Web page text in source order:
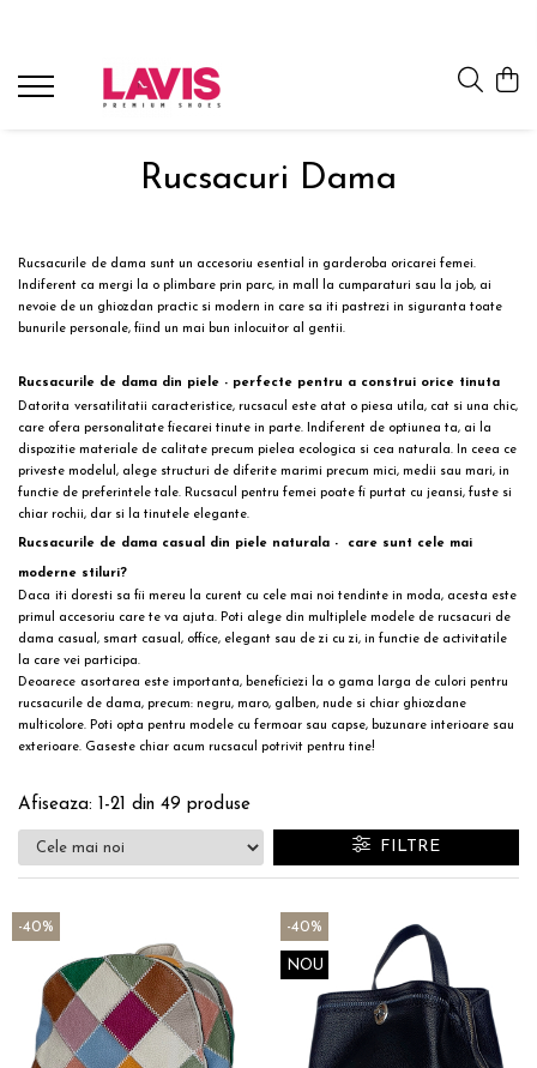
Lichidare Incaltaminte Dama
Pantofi dama casual
Ghete dama piele
Cizme dama piele
Lichidare Incaltaminte Barbati
Pantofi casual barbati
Accesorii Din Piele
Corvaris
Denis
Epica
Moda Prosper
Otter
Prego
Rucsacuri Dama
Rucsacurile de dama sunt un accesoriu esential in garderoba oricarei femei.
Indiferent ca mergi la o plimbare prin parc, in mall la cumparaturi sau la job, ai
nevoie de un ghiozdan practic si modern in care sa iti pastrezi in siguranta toate
bunurile personale, fiind un mai bun inlocuitor al gentii.
Rucsacurile de dama din piele - perfecte pentru a construi orice tinuta
Datorita versatilitatii caracteristice, rucsacul este atat o piesa utila, cat si una chic,
care ofera personalitate fiecarei tinute in parte. Indiferent de optiunea ta, ai la
dispozitie materiale de calitate precum pielea ecologica si cea naturala. In ceea ce
priveste modelul, alege structuri de diferite marimi precum mici, medii sau mari, in
functie de preferintele tale. Rucsacul pentru femei poate fi purtat cu jeansi, fuste si
chiar rochii, dar si la tinutele elegante.
Rucsacurile de dama casual din piele naturala - care sunt cele mai
moderne stiluri?
Daca iti doresti sa fii mereu la curent cu cele mai noi tendinte in moda, acesta este
primul accesoriu care te va ajuta. Poti alege din multiplele modele de rucsacuri de
dama casual , smart casual, office, elegant sau de zi cu zi, in functie de activitatile
la care vei participa.
Deoarece asortarea este importanta, beneficiezi la o gama larga de culori pentru
rucsacurile de dama, precum: negru, maro, galben, nude si chiar ghiozdane
multicolore. Poti opta pentru modele cu fermoar sau capse, buzunare interioare sau
exterioare. Gaseste chiar acum rucsacul potrivit pentru tine!
Afiseaza: 1-21 din 49 produse
FILTRE
-40% -40%
NOU